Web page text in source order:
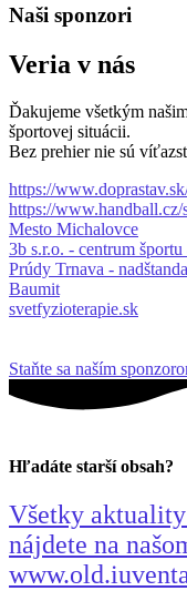
Naši sponzori
Veria v nás
Ďakujeme všetkým
športovej situácii.
Bez prehier nie sú
https://
https://www.handball.cz/
Mesto Michalovce
3b s.r.o. - centrum
Prúdy Trnava -
Baumit
svetfyzioterapie.sk
Staňte sa naším
Hľadáte starší obsah?
Všetky
nájdete na